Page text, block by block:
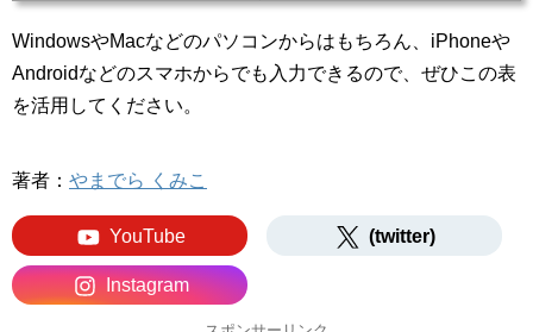
WindowsやMacなどのパソコンからはもちろん、iPhoneや
Androidなどのスマホからでも入力できるので、ぜひこの表
を活用してください。
著者： やまでら くみこ
YouTube (twitter)
Instagram